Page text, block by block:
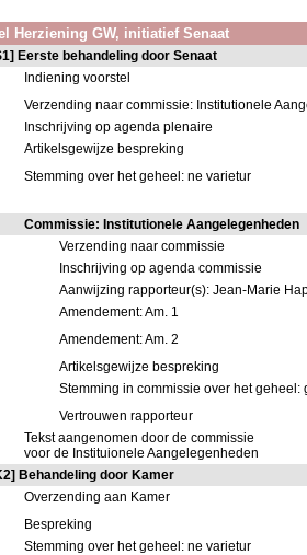
Herziening GW, initiatief Senaat
Eerste behandeling door Senaat
Indiening voorstel
Verzending naar commissie: Institutionele
Inschrijving op agenda plenaire
Artikelsgewijze bespreking
Stemming over het geheel: ne varietur
Commissie: Institutionele Aangelegenheden
Verzending naar commissie
Inschrijving op agenda commissie
Aanwijzing rapporteur(s): Jean-Marie
Amendement: Am. 1
Amendement: Am. 2
Artikelsgewijze bespreking
Stemming in commissie over het
Vertrouwen rapporteur
Tekst aangenomen door de commissie
voor de Instituionele Aangelegenheden
Behandeling door Kamer
Overzending aan Kamer
Bespreking
Stemming over het geheel: ne varietur